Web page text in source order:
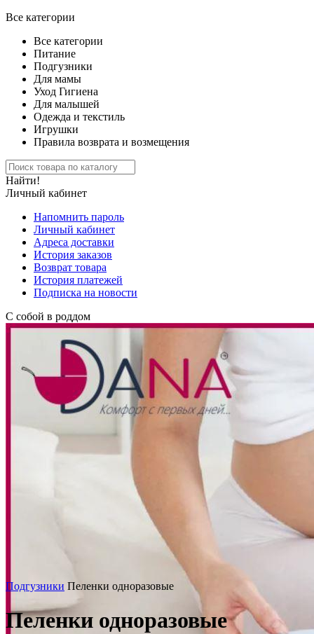
Все категории
Все категории
Питание
Подгузники
Для мамы
Уход Гигиена
Для малышей
Одежда и текстиль
Игрушки
Правила возврата и возмещения
Найти!
Личный кабинет
Напомнить пароль
Личный кабинет
Адреса доставки
История заказов
Возврат товара
История платежей
Подписка на новости
С собой в роддом
Подгузники Пеленки одноразовые
Пеленки одноразовые